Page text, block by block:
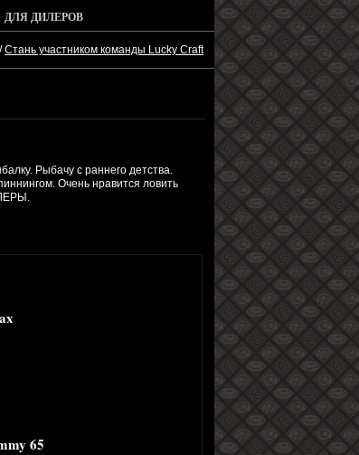
ДЛЯ ДИЛЕРОВ
/Стань участником команды Lucky Craft
Рыбачу с раннего детства.
Очень нравится ловить
65